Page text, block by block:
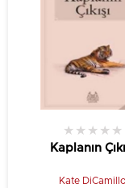
Kaplanın
★ ★ ★ ★ ★
Kate DiCamillo